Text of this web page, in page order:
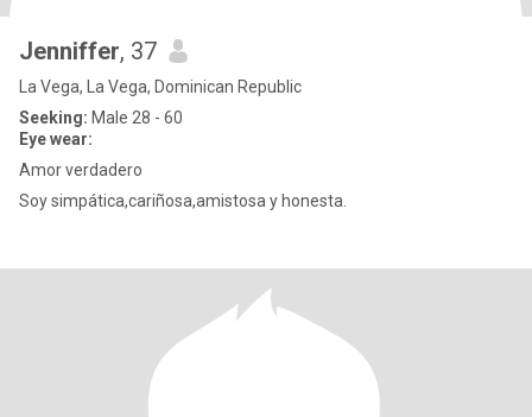
Jenniffer, 37
La Vega, La Vega, Dominican Republic
Seeking: Male 28 - 60
Eye wear:
Amor verdadero
Soy simpática,cariñosa,amistosa y honesta.